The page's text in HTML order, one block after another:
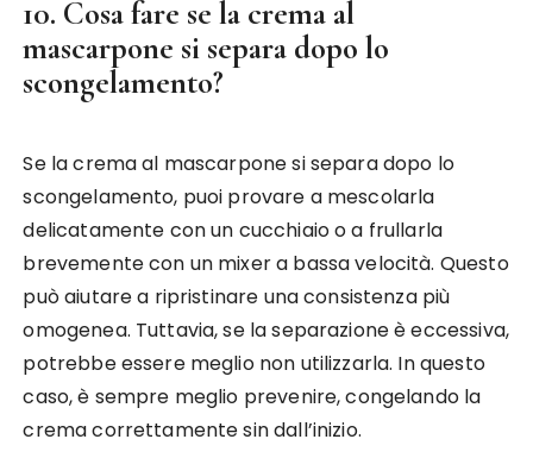
10. Cosa fare se la crema al
mascarpone si separa dopo lo
scongelamento?
Se la crema al mascarpone si separa dopo lo
scongelamento, puoi provare a mescolarla
delicatamente con un cucchiaio o a frullarla
brevemente con un mixer a bassa velocità. Questo
può aiutare a ripristinare una consistenza più
omogenea. Tuttavia, se la separazione è eccessiva,
potrebbe essere meglio non utilizzarla. In questo
caso, è sempre meglio prevenire, congelando la
crema correttamente sin dall’inizio.